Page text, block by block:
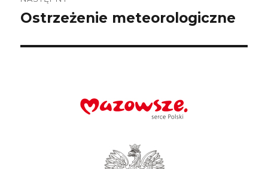
Następny
Ostrzeżenie meteorologiczne